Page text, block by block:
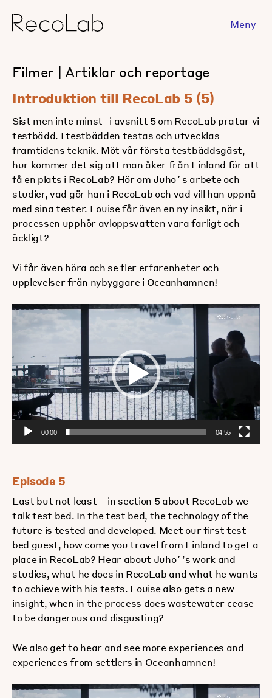
Meny
Filmer | Artiklar och reportage
Introduktion till RecoLab 5 (5)
Sist men inte minst- i avsnitt 5 om RecoLab pratar vi
testbädd. I testbädden testas och utvecklas
framtidens teknik. Möt vår första testbäddsgäst,
hur kommer det sig att man åker från Finland för att
få en plats i RecoLab? Hör om Juho´s arbete och
studier, vad gör han i RecoLab och vad vill han uppnå
med sina tester. Louise får även en ny insikt, när i
processen upphör avloppsvatten vara farligt och
äckligt?
Vi får även höra och se fler erfarenheter och
upplevelser från nybyggare i Oceanhamnen!
Videospelare
00:00 04:55
Episode 5
Last but not least – in section 5 about RecoLab we
talk test bed. In the test bed, the technology of the
future is tested and developed. Meet our first test
bed guest, how come you travel from Finland to get a
place in RecoLab? Hear about Juho´’s work and
studies, what he does in RecoLab and what he wants
to achieve with his tests. Louise also gets a new
insight, when in the process does wastewater cease
to be dangerous and disgusting?
We also get to hear and see more experiences and
experiences from settlers in Oceanhamnen!
Videospelare